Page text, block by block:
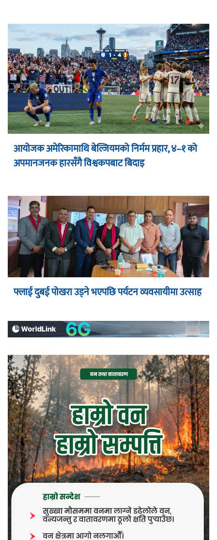
आयोजक अमेरिकामाथि बेल्जियमको निर्मम प्रहार, ४–१ को
अपमानजनक हारसँगै विश्वकपबाट बिदाइ
फ्लाई दुबई पोखरा उड्ने भएपछि पर्यटन व्यवसायीमा उत्साह